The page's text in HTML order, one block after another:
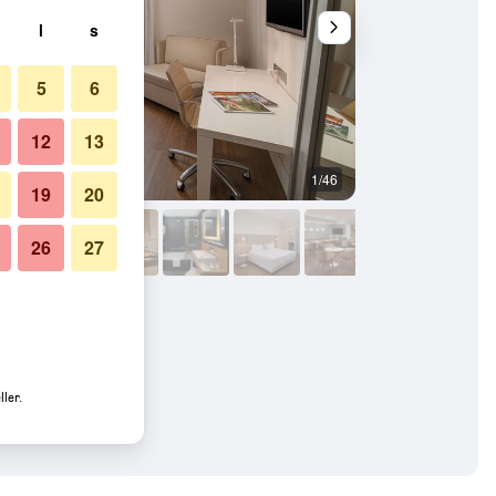
1/46
l s
5 6
12 13
19 20
26 27